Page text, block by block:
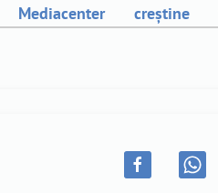
Mediacenter creștine